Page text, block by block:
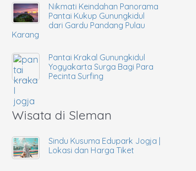
Nikmati Keindahan Panorama
Pantai Kukup Gunungkidul
dari Gardu Pandang Pulau
Karang
Pantai Krakal Gunungkidul
Yogyakarta Surga Bagi Para
Pecinta Surfing
Wisata di Sleman
Sindu Kusuma Edupark Jogja |
Lokasi dan Harga Tiket